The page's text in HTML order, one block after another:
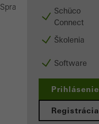
Schüco
Connect
Školenia
Software
Prihlásenie
Registrácia
Spracovatelia StrojeSaws